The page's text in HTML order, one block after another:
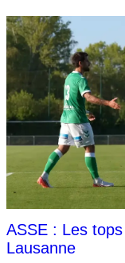
ASSE : Les
Lausanne